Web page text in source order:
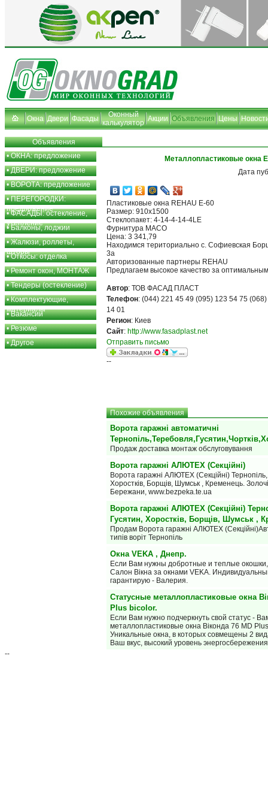
Окна Двери Фасады
Оконный
калькулятор Акции Объявления Цены
Объявления
•ОКНА: предложение
•ДВЕРИ: предложение
•ВОРОТА: предложение
•ПЕРЕГОРОДКИ:
предложение
•ФАСАДЫ: остекление,
утепление
•Балконы, лоджии
•Жалюзи, роллеты,
шторы
•Откосы: отделка
•Ремонт окон, МОНТАЖ
•Тендеры (остекление)
•Комплектующие,
материалы
•Вакансии
•Резюме
•Другое
Металлопластиковые окна
Дата
Пластиковые окна REHAU Е-60
Размер: 910x1500
Стеклопакет: 4-14-4-14-4LE
Фурнитура МАСО
Цена: 3 341,79
Находимся териториально с. Софиевская
3а
Авторизованные партнеры REHAU
Предлагаем высокое качество за
Автор: ТОВ ФАСАД ПЛАСТ
Телефон: (044) 221 45 49 (095) 123 54 75
14 01
Регион: Киев
Сайт: http://www.fasadplast.net
Отправить письмо
--
Похожие объявления
Ворота гаражні автоматичні
Продаж доставка монтаж обслуговування
Ворота гаражні АЛЮТЕХ (Секційні)
Ворота гаражні АЛЮТЕХ (Секційні) Тернопіль,
Хоростків, Борщів, Шумськ , Кременець.
Бережани, www.bezpeka.te.ua
Ворота гаражні АЛЮТЕХ (Секційні)
Гусятин, Хоростків, Борщів, Шумськ ,
Продам Ворота гаражні АЛЮТЕХ
типів воріт Тернопіль
Окна VEKA , Днепр.
Если Вам нужны добротные и теплые
Салон Вiкна за окнами VEKA.
гарантирую - Валерия.
Статусные металлопластиковые окна
Plus bicolor.
Если Вам нужно подчеркнуть свой статус -
металлопластиковые окна Віконда 76 MD
Уникальные окна, в которых совмещены 2
Ваш вкус, высокий уровень
--